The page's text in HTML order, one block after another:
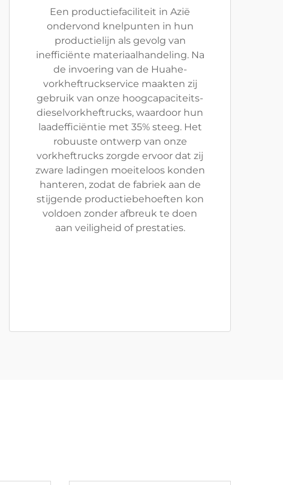
Een productiefaciliteit in Azië
ondervond knelpunten in hun
productielijn als gevolg van
inefficiënte materiaalhandeling. Na
de invoering van de Huahe-
vorkheftruckservice maakten zij
gebruik van onze hoogcapaciteits-
dieselvorkheftrucks, waardoor hun
laadefficiëntie met 35% steeg. Het
robuuste ontwerp van onze
vorkheftrucks zorgde ervoor dat zij
zware ladingen moeiteloos konden
hanteren, zodat de fabriek aan de
stijgende productiebehoeften kon
voldoen zonder afbreuk te doen
aan veiligheid of prestaties.